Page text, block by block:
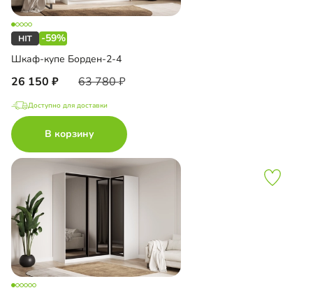
-59%
Шкаф-купе Борден-2-4
26 150 63 780
Доступно для доставки
В корзину